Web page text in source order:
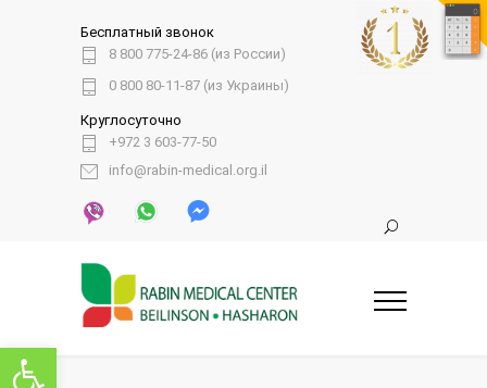
Открыть панель инструментов
Бесплатный звонок
8 800 775-24-86 (из России)
0 800 80-11-87 (из Украины)
Круглосуточно
+972 3 603-77-50
info@rabin-medical.org.il